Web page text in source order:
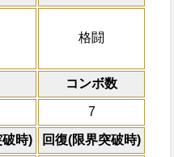
格闘
コンボ数
7
時)
回復(限界突破時)
通常時
×20倍の速属性ダメージを与
する
上限突破
冒険開始時の必殺タ
にし、他の属性キャ
ターン数：8
敵1体のHPを25%減
体力の上限を無視し
×30倍の全プレイヤー
撃力の9%をサポート対象キ
バイス ディアマンテ
撃+70
被ダメ5%減
封じを5ターン回復
ャラの攻撃を2.75倍、一味